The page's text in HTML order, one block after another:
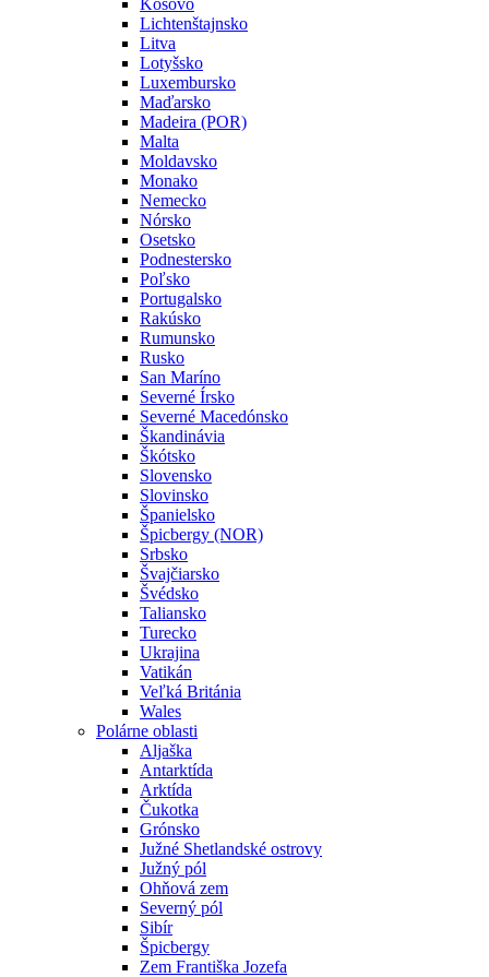
Kosovo
Lichtenštajnsko
Litva
Lotyšsko
Luxembursko
Maďarsko
Madeira (POR)
Malta
Moldavsko
Monako
Nemecko
Nórsko
Osetsko
Podnestersko
Poľsko
Portugalsko
Rakúsko
Rumunsko
Rusko
San Maríno
Severné Írsko
Severné Macedónsko
Škandinávia
Škótsko
Slovensko
Slovinsko
Španielsko
Špicbergy (NOR)
Srbsko
Švajčiarsko
Švédsko
Taliansko
Turecko
Ukrajina
Vatikán
Veľká Británia
Wales
Polárne oblasti
Aljaška
Antarktída
Arktída
Čukotka
Grónsko
Južné Shetlandské ostrovy
Južný pól
Ohňová zem
Severný pól
Sibír
Špicbergy
Zem Františka Jozefa